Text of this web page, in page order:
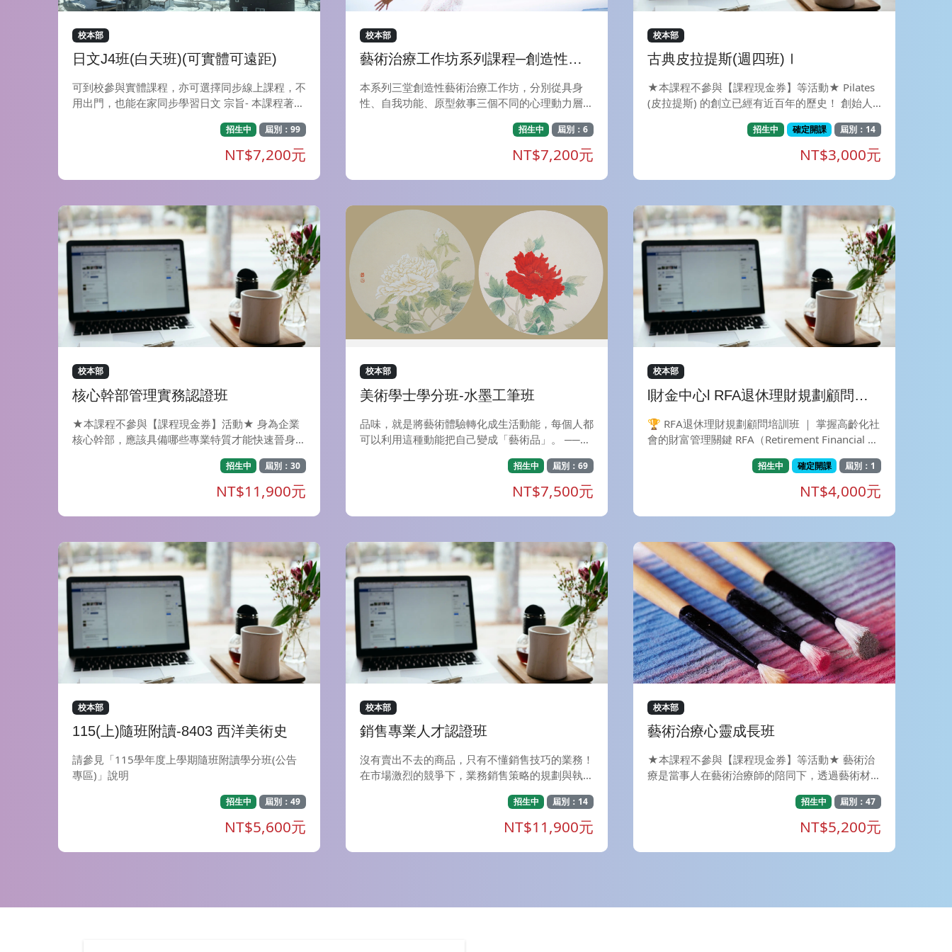
校本部
日文J4班(白天班)(可實體可遠距)
可到校參與實體課程，亦可選擇同步線上課程，不
用出門，也能在家同步學習日文 宗旨- 本課程著重
式，搭配生動有趣的對話練習，讓學員輕鬆自然地
熟悉並使用日語。為學員創造大量接觸日語的環
境，讓學員在學習過程中確實提升聽、說、讀、寫
四項技能。 特色- 經由教師深入淺出的文法解說再
靈活應用文型。課堂中讓學員透過會話演練來應用
所學，加強日語應用能力。此外，教師亦會透過P
PT或動畫來介紹日本民俗風情(像是日本的新年、
女兒節、七夕等)，學員能夠更加認識日本文化與
時事，讓學習與實際情境不脫節，加深學習的興
趣。 目標- 在良好的學習環境下，輕鬆快樂地學習
日語。各課內容除搭配練習題來加深句型應用外，
也會透過讀物、會話練習、遊戲等多樣化的方式，
讓學習者在最短的時間內將新學到的內容應用於
用的教材為大家的日本語改訂版，共計4冊50課，
預計分為8期上完(即日文J1班~日文J8班)。 欲報考
日文檢定考試者，完成日文J1班~J4班課程者建議
報考N4。
招生中 屆別：99
NT$7,200元
校本部
藝術治療工作坊系列課程─創造性藝
術治療多元專題工作坊
本系列三堂創造性藝術治療工作坊，分別從具身
性、自我功能、原型敘事三個不同的心理動力層面
與戲劇的探索中，重新經驗並梳理自己與內在的關
係，走向更完整、更有創造性的自我整合。 ＊
〈具身性的創作歷程探索工作坊〉從具身性圖像(E
mbodied Image)與過渡性現象(Transitional Phen
入意義的創造，經驗到客體如何被賦予心理功能與
意義。 ＊〈藝術治療中的適應性退行療法工作
坊〉深入精神分析中「為自我服務的退行」概念，
體驗退化性媒材的運用，在安全退化中處理早期的
心理創傷，探索融合與攻擊等原初驅力如何在藝術
治療中被涵容、轉化為創造力。 ＊神話，是人類
心靈深處的共通語言，〈遇見內在女神&mdash;&
mdash;戲劇探索工作坊〉，將以深度心理學的視
角為基底，結合創意有趣的戲劇治療方法，帶領參
鳴：以《尋找內在女神》為引，探索並辨識那些潛
藏在你生命經驗中的原型特質。 化身與演繹：透
過戲劇分組共創，將女神的故事立體化，在安全的
女神在故事中的掙扎與挑戰，以創意尋找轉化的力
量。 對話與整合：與內在女神展開深度對談，接
納光影交錯的自己，譜寫全新的整合對話。 無論
你目前正處於生命的哪個階段，只要你渴望更深刻
地理解自己，都歡迎你帶著開放的心，在神話與戲
招生中 屆別：6
NT$7,200元
校本部
古典皮拉提斯(週四班)Ⅰ
★本課程不參與【課程現金券】等活動★ Pilates
(皮拉提斯) 的創立已經有近百年的歷史！ 創始人J
為了增強自己的體能，研發出的運動。 同時被用
為第一次世界大戰士兵受傷後的復健。 因此皮拉
提斯最早就和復健、物理治療、運動科學有著密不
可分的關係。 透過安全、漸進式的動作設計, 能
強核心肌群、訓練身體的穩定度及協調性」 為初
學者最入門的的選擇！只需要一張瑜珈墊就可以開
始訓練。 課程目標：在正確的呼吸方式下，經由
動作層層堆疊之引導，安全又精準地訓練肢體，
達到控制核心，脊椎穩定，肌肉延展之效果。 *矯
正日常不良姿勢造成的失衡體態。 *雕塑體線讓身
型變得修長而均勻。 *透過皮拉提斯呼吸法，集中
注意力，安全精準流暢地執行每一個動作， 完美
雕塑，開心減壓，對抗老化，達到身心靈合一。 *
招生中 確定開課 屆別：14
NT$3,000元
校本部
核心幹部管理實務認證班
★本課程不參與【課程現金券】活動★ 身為企業
核心幹部，應該具備哪些專業特質才能快速晉身決
巧？ 面對主管要求及部屬挑戰，又該如何有效解
決？ 能夠扮演好承上啟下的主管角色，並充 實自
身的管理實務技能，才能帶領團隊朝同一目標邁
進！
招生中 屆別：30
NT$11,900元
校本部
美術學士學分班-水墨工筆班
品味，就是將藝術體驗轉化成生活動能，每個人都
可以利用這種動能把自己變成「藝術品」。 ──建
望帶給您『美學的品味．藝術的饗宴』。 本期
【美術學士學分班】開設課程： A、水墨工筆班：
每週一，夜間上課（7：00-9：40）共18週，省
政大樓上課 B、漆畫創作-螺鈿：每週二，夜間上
輕鬆做金工：每週二，下午上課（7：20-09：4
0）共18週，美術系館上課 D、色彩理論與應用
(三) 風景色彩的重返與再現：每週二，夜間上課
（7：20-09：40共18週，省政大樓上課。 E、古
典油畫技法（一）：基底製作與素描研究：每週
四，夜間上課（7：20-10：00）共18週，美術系
館上課。 F、膠彩畫創作-揉紙揉箔技法實作：每
週四，夜間上課（7：20-09：40）共18週，美術
系館上課。 G、色彩理論與應用(一) 視覺設計：每
週四，夜間上課（7：20-09：40）共18週，省政
大樓上課。 H、玩顏彩繪畫-心理表現與材料創
作：每週六，下午上課（2：20-5：00）共18
週，美術系館上課。 I、素描(一)：每週六，下午
J、陶藝：每週日，下午上課（4：00-7：00）共1
8週，美術工坊上課。 培養學生對水墨工筆的鑑賞
和創造能力,並創造出具備現代特徵的當代工筆繪
招生中 屆別：69
NT$7,500元
校本部
l財金中心l RFA退休理財規劃顧問培
訓【舊生Pro回流班】
🏆 RFA退休理財規劃顧問培訓班 ｜ 掌握高齡化社
會的財富管理關鍵 RFA（Retirement Financial Ad
本土退休環境設計的培訓與認證證照 。本課程旨
在提升從業者之退休規劃專業素養，建立穩健的財
務觀，並協助客戶進行全方位的「第三人生」準備
。 🚨【課前準備】（為確保您的上課權益，請於
程！） 1.💬 加入官方 LINE：點擊連結（https://li
n.ee/9axWg9X）或搜尋 ID @168onmvq 加入好
友。 2. 📤 回傳繳費憑證：請於官方 LINE 回傳您
的「姓名」及「繳費完成截圖」。 3. 🎟️ 領取上課
連結：核對無誤，即發送「專屬課程群組連結」邀
請您入群！ (💡 課前提醒：詳細上課規範與補課
機制，請參閱報名頁面上方「備註」說明⬆️ ) 4.本
班限東海RFA課程舊生報名,請於報名頁面備註上
課模式「實體」、「直播」、「函授」。如有誤報
將退費並收取一成手續費。 📌【課程宗旨】 1.建
構權威專業：本課程由國內頂尖退休與金融專家學
者親自設計，內容最貼近台灣在地實務需求 。提
供學員扎實的退休理財知識，並以輔導取得 RFA
程結業證明，可認列 CFP&reg;/AFP 之 NM5模組
時數，讓您的專業資歷與國際標準無縫接軌 。 3.
全方位顧問育成：培育您洞察客戶需求，引導客戶
提早佈局「第三人生」，共創安心富足的退休新篇
看至隔年5月），複習更彈性！ 📈 總經講座：以
招生中 確定開課 屆別：1
NT$4,000元
校本部
115(上)隨班附讀-8403 西洋美術史
請參見「115學年度上學期隨班附讀學分班(公告
專區)」說明
招生中 屆別：49
NT$5,600元
校本部
銷售專業人才認證班
沒有賣出不去的商品，只有不懂銷售技巧的業務！
在市場激烈的競爭下，業務銷售策略的規劃與執
人才更是企業開疆拓土的重要戰力！ 身為第一線
戰將，唯有具備業務 行銷十八般武藝，才能輕易
突破業績瓶頸，讓收入再創新高！
招生中 屆別：14
NT$11,900元
校本部
藝術治療心靈成長班
★本課程不參與【課程現金券】等活動★ 藝術治
療是當事人在藝術治療師的陪同下，透過藝術材料
T)。 在藝術治療中，重視的是過程與參與者的感
受，而不是作品的好壞，因此參與者無須具備藝術
創作的技巧。 這是一個透過創作與心對話的旅
程，在旅行中，遇見他人，在心與心的交會中，照
招生中 屆別：47
NT$5,200元